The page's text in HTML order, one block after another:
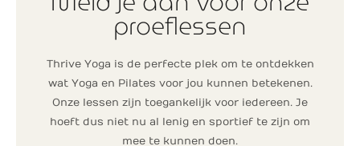
proeflessen
Thrive Yoga is de perfecte plek om te ontdekken
wat Yoga en Pilates voor jou kunnen betekenen.
Onze lessen zijn toegankelijk voor iedereen. Je
hoeft dus niet nu al lenig en sportief te zijn om
mee te kunnen doen.